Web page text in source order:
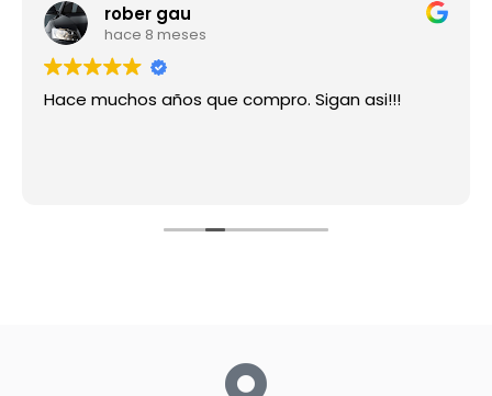
rober gau
hace 8 meses
Hace muchos años que compro. Sigan asi!!!